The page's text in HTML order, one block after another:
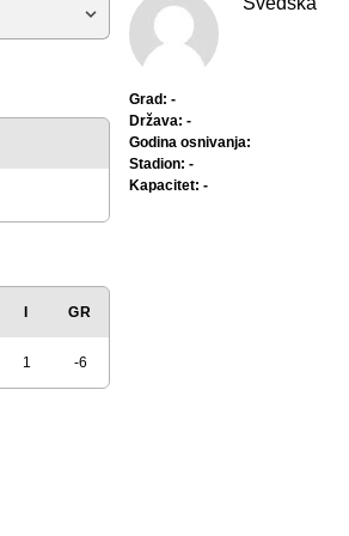
GR
1 -6
Grad: -
Država: -
Godina osnivanja:
Stadion: -
Kapacitet: -